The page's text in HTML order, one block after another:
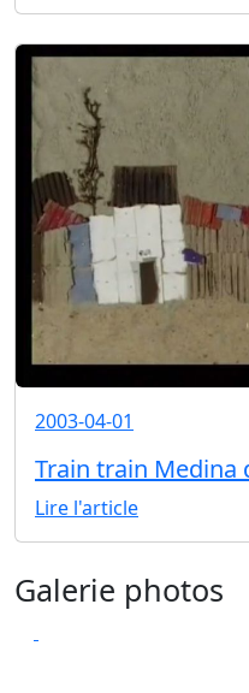
2003-04-01
Train train Medina
Lire l'article
Galerie photos